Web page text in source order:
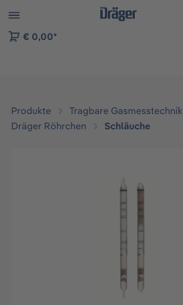
der B2B-Plattform springen
€ 0,00*
Produkte
Tragbare Gasmesstechnik
Dräger Röhrchen
Schläuche
Bildergalerie überspringen